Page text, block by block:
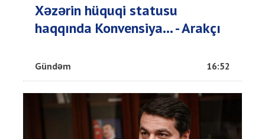
Xəzərin hüquqi statusu
haqqında Konvensiya... - Arakçı
Gündəm 16:52